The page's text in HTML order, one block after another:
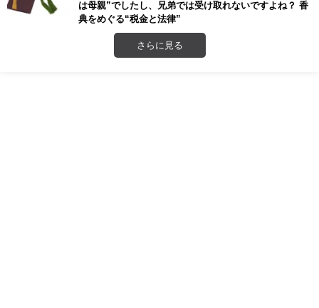
は母親”でしたし、兄弟では受け取れないですよね？ 香
典をめぐる“税金と法律”
さらに見る